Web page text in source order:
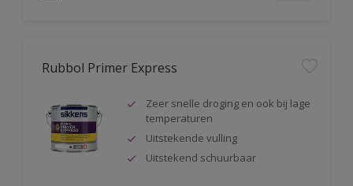
Rubbol Primer Express
Zeer snelle droging en ook bij lage
temperaturen
Uitstekende vulling
Uitstekend schuurbaar